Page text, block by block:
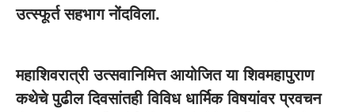
उत्स्फूर्त सहभाग नोंदविला.
महाशिवरात्री उत्सवानिमित्त आयोजित या शिवमहापुराण
कथेचे पुढील दिवसांतही विविध धार्मिक विषयांवर प्रवचन